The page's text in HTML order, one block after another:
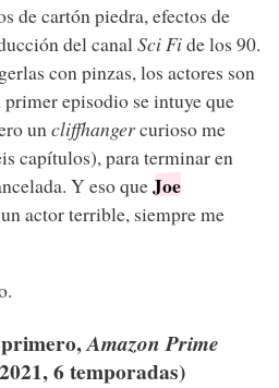
de cartón piedra, efectos de
del canalSci Fide los 90.
con pinzas, los actores son
episodio se intuye que
uncliffhangercurioso me
capítulos), para terminar en
Y eso queJoe
un actor terrible, siempre me
primero,Amazon Prime
6 temporadas)